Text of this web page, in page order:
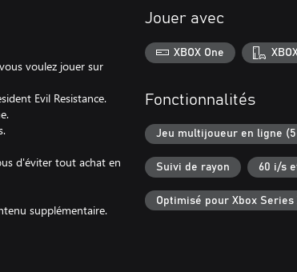
voulez jouer sur
Evil Resistance.
d'éviter tout achat en
supplémentaire.
Jouer avec
XBOX One
Fonctionnalités
Jeu multijoueur en ligne
Suivi de rayon 60 i/s
Optimisé pour Xbox Series